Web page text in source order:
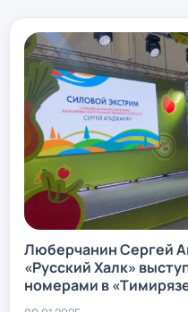
Люберчанин Сергей
«Русский Халк»
номерами в